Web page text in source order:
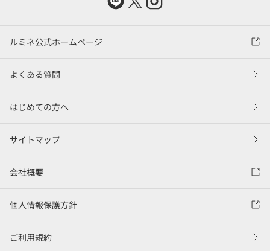
ルミネ公式ホームページ
よくある質問
はじめての方へ
サイトマップ
会社概要
個人情報保護方針
ご利用規約